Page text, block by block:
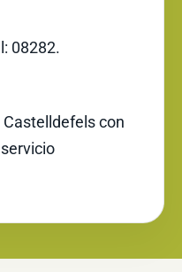
08282.
con